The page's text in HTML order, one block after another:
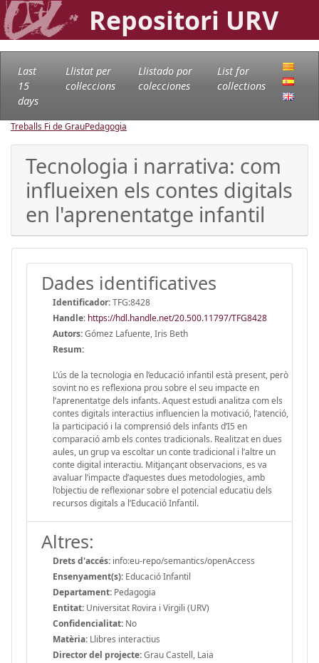
Repositori URV
Last
15
days
Llistat per
col·leccions
Llistado por
colecciones
List for
collections
Treballs Fi de GrauPedagogia
Tecnologia i narrativa: com
influeixen els contes digitals
en l'aprenentatge infantil
Dades identificatives
Identificador:TFG:8428
Handle: https://hdl.handle.net/20.500.11797/TFG8428
Autors:Gómez Lafuente, Iris Beth
Resum:
L’ús de la tecnologia en l’educació infantil està present, però
sovint no es reflexiona prou sobre el seu impacte en
l’aprenentatge dels infants. Aquest estudi analitza com els
contes digitals interactius influencien la motivació, l’atenció,
la participació i la comprensió dels infants d’I5 en
comparació amb els contes tradicionals. Realitzat en dues
aules, un grup va escoltar un conte tradicional i l’altre un
conte digital interactiu. Mitjançant observacions, es va
avaluar l’impacte d’aquestes dues metodologies, amb
l’objectiu de reflexionar sobre el potencial educatiu dels
recursos digitals a l’Educació Infantil.
Altres:
Drets d'accés: info:eu-repo/semantics/openAccess
Ensenyament(s): Educació Infantil
Departament: Pedagogia
Entitat: Universitat Rovira i Virgili (URV)
Confidencialitat: No
Matèria: Llibres interactius
Director del projecte:Grau Castell, Laia